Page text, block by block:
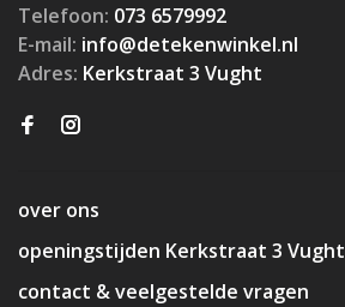
Telefoon: 073 6579992
E-mail: info@detekenwinkel.nl
Adres: Kerkstraat 3 Vught
over ons
openingstijden Kerkstraat 3 Vught
contact & veelgestelde vragen